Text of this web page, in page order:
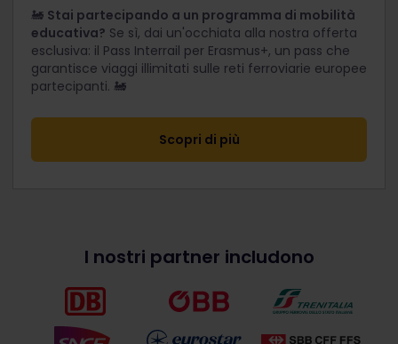
🚂 Stai partecipando a un programma di mobilità
educativa? Se sì, dai un'occhiata alla nostra offerta
esclusiva: il Pass Interrail per Erasmus+, un pass che
garantisce viaggi illimitati sulle reti ferroviarie europee
partecipanti. 🚂
Scopri di più
I nostri partner includono